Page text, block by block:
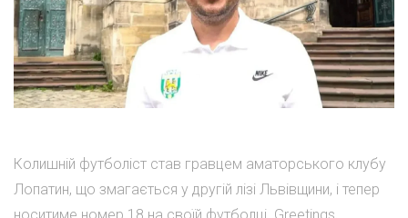
Колишній футболіст став гравцем аматорського клубу
Лопатин, що змагається у другій лізі Львівщини, і тепер